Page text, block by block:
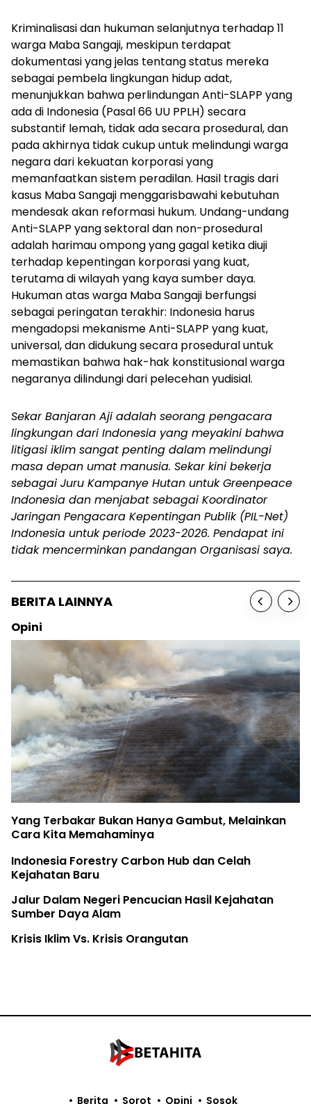
Kriminalisasi dan hukuman selanjutnya terhadap 11
warga Maba Sangaji, meskipun terdapat
dokumentasi yang jelas tentang status mereka
sebagai pembela lingkungan hidup adat,
menunjukkan bahwa perlindungan Anti-SLAPP yang
ada di Indonesia (Pasal 66 UU PPLH) secara
substantif lemah, tidak ada secara prosedural, dan
pada akhirnya tidak cukup untuk melindungi warga
negara dari kekuatan korporasi yang
memanfaatkan sistem peradilan. Hasil tragis dari
kasus Maba Sangaji menggarisbawahi kebutuhan
mendesak akan reformasi hukum. Undang-undang
Anti-SLAPP yang sektoral dan non-prosedural
adalah harimau ompong yang gagal ketika diuji
terhadap kepentingan korporasi yang kuat,
terutama di wilayah yang kaya sumber daya.
Hukuman atas warga Maba Sangaji berfungsi
sebagai peringatan terakhir: Indonesia harus
mengadopsi mekanisme Anti-SLAPP yang kuat,
universal, dan didukung secara prosedural untuk
memastikan bahwa hak-hak konstitusional warga
negaranya dilindungi dari pelecehan yudisial.
Sekar Banjaran Aji adalah seorang pengacara
lingkungan dari Indonesia yang meyakini bahwa
litigasi iklim sangat penting dalam melindungi
masa depan umat manusia. Sekar kini bekerja
sebagai Juru Kampanye Hutan untuk Greenpeace
Indonesia dan menjabat sebagai Koordinator
Jaringan Pengacara Kepentingan Publik (PIL-Net)
Indonesia untuk periode 2023-2026. Pendapat ini
tidak mencerminkan pandangan Organisasi saya.
BERITA LAINNYA
Opini
Yang Terbakar Bukan Hanya Gambut, Melainkan
Cara Kita Memahaminya
Indonesia Forestry Carbon Hub dan Celah
Kejahatan Baru
Jalur Dalam Negeri Pencucian Hasil Kejahatan
Sumber Daya Alam
Krisis Iklim Vs. Krisis Orangutan
Berita Sorot Opini Sosok